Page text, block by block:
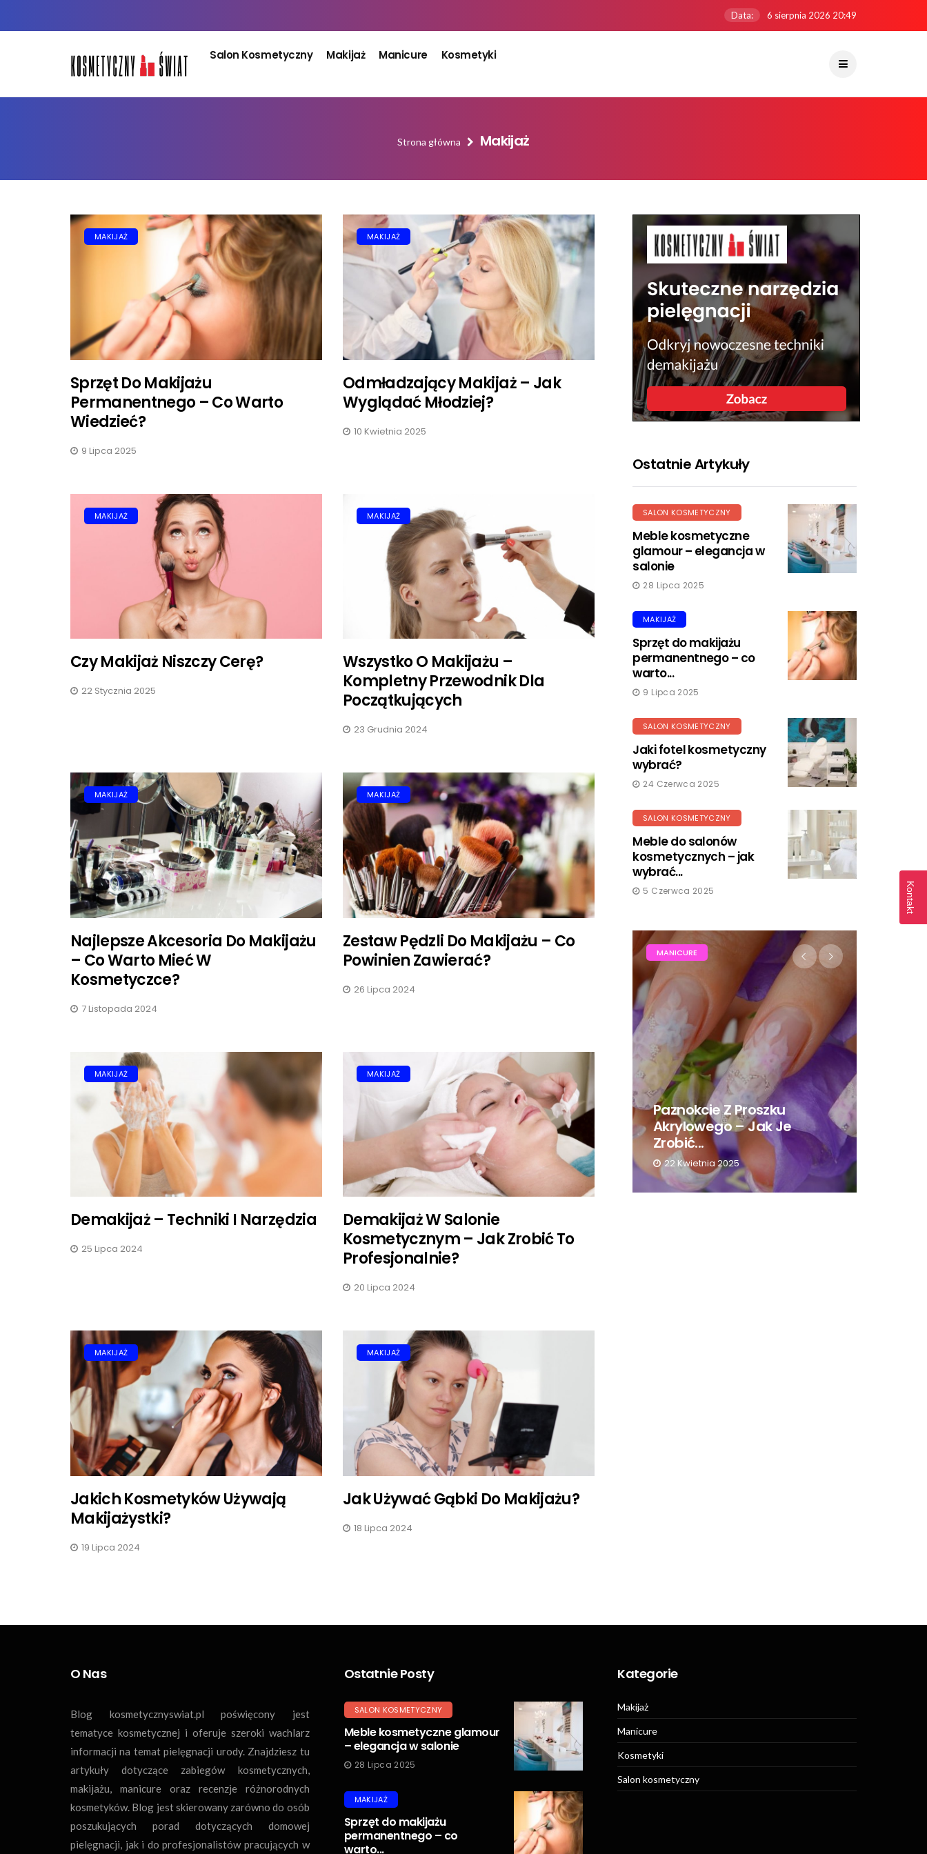
Data: 6 sierpnia 2026 20:49
Salon Kosmetyczny Makijaż Manicure Kosmetyki
Strona główna Makijaż
MAKIJAŻ
Sprzęt Do Makijażu
Permanentnego – Co Warto
Wiedzieć?
9 Lipca 2025
MAKIJAŻ
Odmładzający Makijaż – Jak
Wyglądać Młodziej?
10 Kwietnia 2025
MAKIJAŻ
Czy Makijaż Niszczy Cerę?
22 Stycznia 2025
MAKIJAŻ
Wszystko O Makijażu –
Kompletny Przewodnik Dla
Początkujących
23 Grudnia 2024
MAKIJAŻ
Najlepsze Akcesoria Do Makijażu
– Co Warto Mieć W
Kosmetyczce?
7 Listopada 2024
MAKIJAŻ
Zestaw Pędzli Do Makijażu – Co
Powinien Zawierać?
26 Lipca 2024
MAKIJAŻ
Demakijaż – Techniki I Narzędzia
25 Lipca 2024
MAKIJAŻ
Demakijaż W Salonie
Kosmetycznym – Jak Zrobić To
Profesjonalnie?
20 Lipca 2024
MAKIJAŻ
Jakich Kosmetyków Używają
Makijażystki?
19 Lipca 2024
MAKIJAŻ
Jak Używać Gąbki Do Makijażu?
18 Lipca 2024
Ostatnie Artykuły
SALON KOSMETYCZNY
Meble kosmetyczne
glamour – elegancja w
salonie
28 Lipca 2025
MAKIJAŻ
Sprzęt do makijażu
permanentnego – co
warto...
9 Lipca 2025
SALON KOSMETYCZNY
Jaki fotel kosmetyczny
wybrać?
24 Czerwca 2025
SALON KOSMETYCZNY
Meble do salonów
kosmetycznych – jak
wybrać...
5 Czerwca 2025
KOSMETYKI
Jak Dobrać Kosmetyki Do
Makijażu?
MANICURE
Paznokcie Z Proszku
Akrylowego – Jak Je
Zrobić...
22 Kwietnia 2025
KOSMETYKI
Medycyna Estetyczna A
Zabiegi Kosmetologa –
Co...
8 Października 2024
O Nas
Blog kosmetycznyswiat.pl poświęcony jest
tematyce kosmetycznej i oferuje szeroki wachlarz
informacji na temat pielęgnacji urody. Znajdziesz tu
artykuły dotyczące zabiegów kosmetycznych,
makijażu, manicure oraz recenzje różnorodnych
kosmetyków. Blog jest skierowany zarówno do osób
poszukujących porad dotyczących domowej
pielęgnacji, jak i do profesjonalistów pracujących w
Ostatnie Posty
SALON KOSMETYCZNY
Meble kosmetyczne glamour
– elegancja w salonie
28 Lipca 2025
MAKIJAŻ
Sprzęt do makijażu
permanentnego – co
warto...
Kategorie
Makijaż
Manicure
Kosmetyki
Salon kosmetyczny
Kontakt